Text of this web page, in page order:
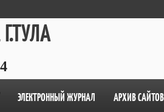
ЭЛЕКТРОННЫЙ ЖУРНАЛ АРХИВ